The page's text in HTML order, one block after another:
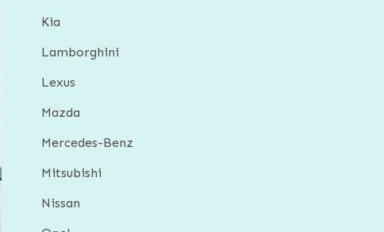
Kia
Lamborghini
Lexus
Mazda
Mercedes-Benz
Mitsubishi
Nissan